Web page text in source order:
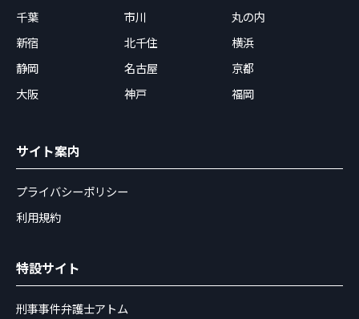
千葉
市川
丸の内
新宿
北千住
横浜
静岡
名古屋
京都
大阪
神戸 福岡
サイト案内
プライバシーポリシー
利用規約
特設サイト
刑事事件弁護士アトム